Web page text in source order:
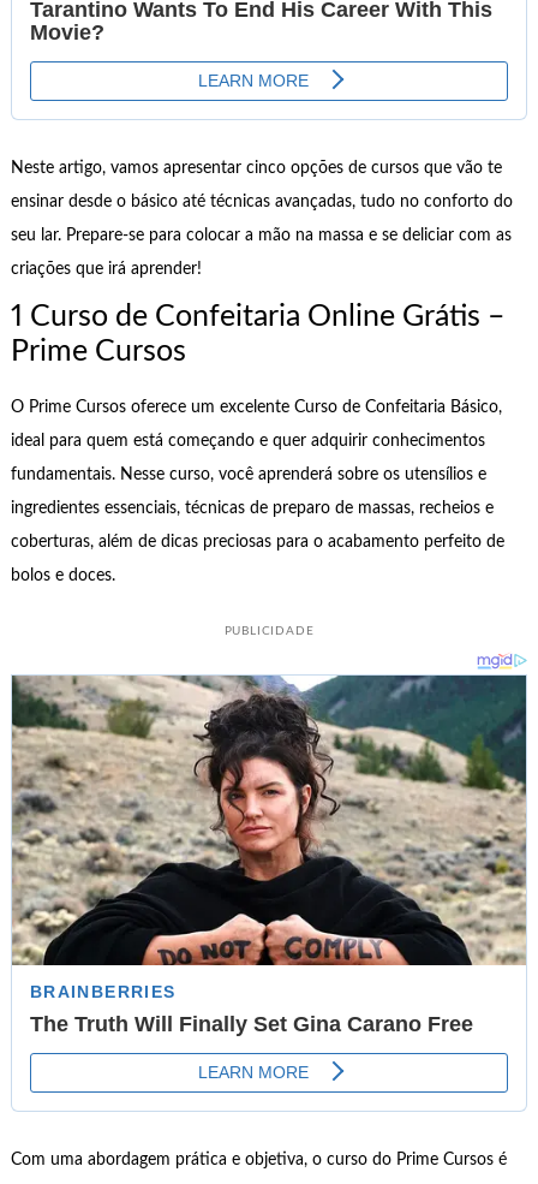
Neste artigo, vamos apresentar cinco opções de cursos que vão te
ensinar desde o básico até técnicas avançadas, tudo no conforto do
seu lar. Prepare-se para colocar a mão na massa e se deliciar com as
criações que irá aprender!
1 Curso de Confeitaria Online Grátis –
Prime Cursos
O Prime Cursos oferece um excelente Curso de Confeitaria Básico,
ideal para quem está começando e quer adquirir conhecimentos
fundamentais. Nesse curso, você aprenderá sobre os utensílios e
ingredientes essenciais, técnicas de preparo de massas, recheios e
coberturas, além de dicas preciosas para o acabamento perfeito de
bolos e doces.
PUBLICIDADE
Com uma abordagem prática e objetiva, o curso do Prime Cursos é